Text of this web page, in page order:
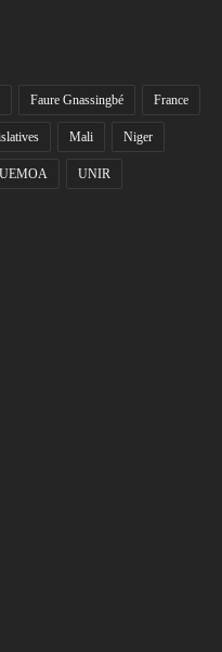
Faure Gnassingbé France
Mali Niger
UEMOA UNIR